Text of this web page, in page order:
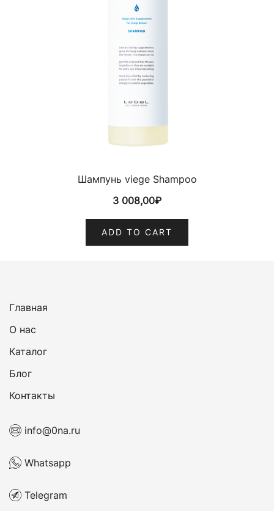
Шампунь viege Shampoo
3 008,00₽
ADD TO CART
Главная
О нас
Каталог
Блог
Контакты
info@0na.ru
Whatsapp
Telegram